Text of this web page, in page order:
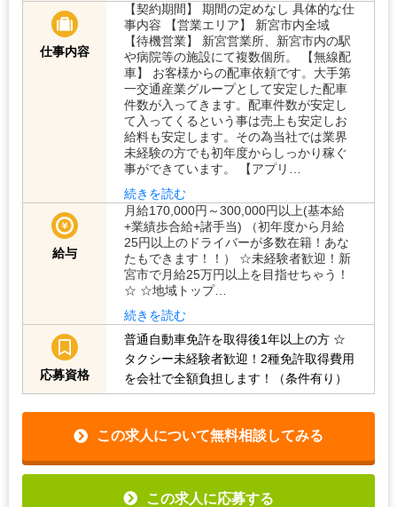
仕事内容
【契約期間】 期間の定めなし 具体的な仕
事内容 【営業エリア】 新宮市内全域
【待機営業】 新宮営業所、新宮市内の駅
や病院等の施設にて複数個所。 【無線配
車】 お客様からの配車依頼です。大手第
一交通産業グループとして安定した配車
件数が入ってきます。配車件数が安定し
て入ってくるという事は売上も安定しお
給料も安定します。その為当社では業界
未経験の方でも初年度からしっかり稼ぐ
事ができています。 【アプリ…
続きを読む
給与
月給170,000円～300,000円以上(基本給
+業績歩合給+諸手当) （初年度から月給
25円以上のドライバーが多数在籍！あな
たもできます！！） ☆未経験者歓迎！新
宮市で月給25万円以上を目指せちゃう！
☆ ☆地域トップ…
続きを読む
応募資格
普通自動車免許を取得後1年以上の方 ☆
タクシー未経験者歓迎！2種免許取得費用
を会社で全額負担します！（条件有り）
この求人について無料相談してみる
この求人に応募する